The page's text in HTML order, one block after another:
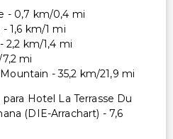
- 0,7 km/0,4 mi
1,6 km/1 mi
2,2 km/1,4 mi
mi
- 35,2 km/21,9 mi
Hotel La Terrasse Du
(DIE-Arrachart) - 7,6